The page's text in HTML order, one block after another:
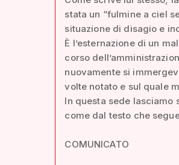
stata un “fulmine a ciel
situazione di disagio e
È l’esternazione di un
corso
nuovamente si
volte notato e sul quale
In questa sede lasciamo
come dal testo che
COMUNICATO